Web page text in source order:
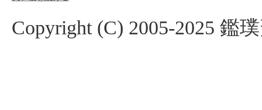
Copyright (C) 2005-2025 鑑